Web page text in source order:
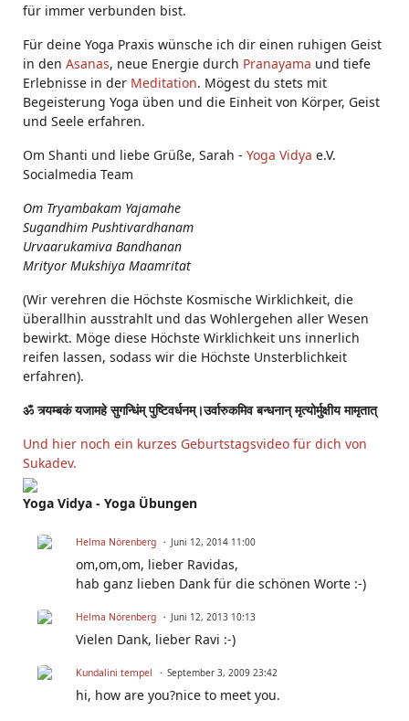
für immer verbunden bist.
Für deine Yoga Praxis wünsche ich dir einen ruhigen Geist
in den Asanas, neue Energie durch Pranayama und tiefe
Erlebnisse in der Meditation. Mögest du stets mit
Begeisterung Yoga üben und die Einheit von Körper, Geist
und Seele erfahren.
Om Shanti und liebe Grüße, Sarah - Yoga Vidya e.V.
Socialmedia Team
Om Tryambakam Yajamahe
Sugandhim Pushtivardhanam
Urvaarukamiva Bandhanan
Mrityor Mukshiya Maamritat
(Wir verehren die Höchste Kosmische Wirklichkeit, die
überallhin ausstrahlt und das Wohlergehen aller Wesen
bewirkt. Möge diese Höchste Wirklichkeit uns innerlich
reifen lassen, sodass wir die Höchste Unsterblichkeit
erfahren).
ॐ त्र्यम्बकं यजामहे सुगन्धिंम् पुष्टिवर्धनम्।उर्वारुकमिव बन्धनान् मृत्योर्मुक्षीय मामृतात्
Und hier noch ein kurzes Geburtstagsvideo für dich von
Sukadev.
Yoga Vidya - Yoga Übungen
Helma Nörenberg Juni 12, 2014 11:00
om,om,om, lieber Ravidas,
hab ganz lieben Dank für die schönen Worte :-)
Helma Nörenberg Juni 12, 2013 10:13
Vielen Dank, lieber Ravi :-)
Kundalini tempel September 3, 2009 23:42
hi, how are you?nice to meet you.